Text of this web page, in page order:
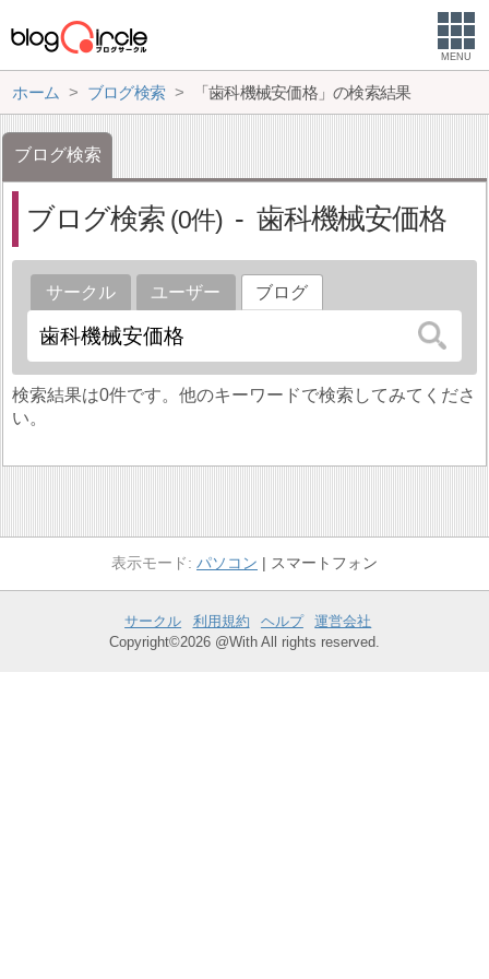
MENU
ホーム ブログ検索 「歯科機械安価格」の検索結果
ブログ検索
ブログ検索 0 歯科機械安価格
サークル ユーザー ブログ
検索結果は0件です。他のキーワードで検索してみてくださ
い。
パソコン スマートフォン
サークル 利用規約 ヘルプ
運営会社
Copyright©2026 @With All rights reserved.